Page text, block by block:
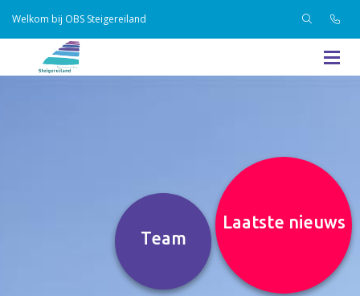
Welkom bij OBS Steigereiland
Laatste nieuws
Team